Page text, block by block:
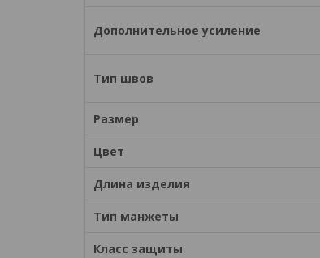
Дополнительное усиление
Тип швов
Размер
Цвет
Длина изделия
Тип манжеты
Класс защиты